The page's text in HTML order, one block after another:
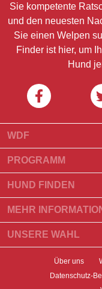
Sie kompetente
und den neuesten
Sie einen Welpen
Finder ist hier, um
Hund
WDF
Über uns
Was ist World Dog
Amtliche Zulassung
Kontakt
Unsere Partner
PROGRAMM
Züchterprogramm
Programm für
HUND FINDEN
Züchter finden
Hund kaufen
Wurf finden
Hund adoptieren
MEHR
Hunderassen
Top-Geschichten
UNSERE WAHL
Über uns
Datenschutz-